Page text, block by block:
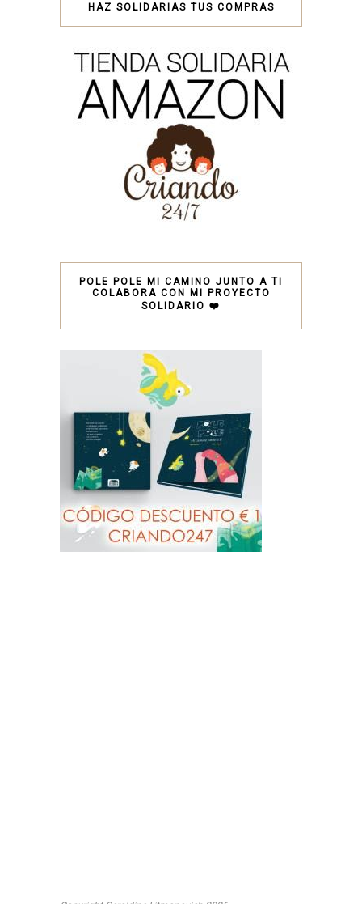
HAZ SOLIDARIAS TUS COMPRAS
POLE POLE MI CAMINO JUNTO A TI
COLABORA CON MI PROYECTO
SOLIDARIO ❤️